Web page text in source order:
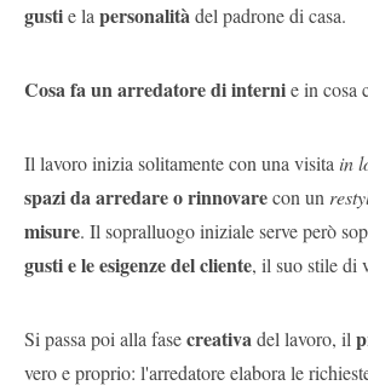
gustie lapersonalitàdel padrone di casa.
Cosa fa un arredatore di internie in cosa
Il lavoro inizia solitamente con una visita in
spazi da arredare o rinnovarecon un
misure. Il sopralluogo iniziale serve però
gusti e le esigenze del cliente, il suo stile di
Si passa poi alla fasecreativadel lavoro, il
vero e proprio: l'arredatore elabora le